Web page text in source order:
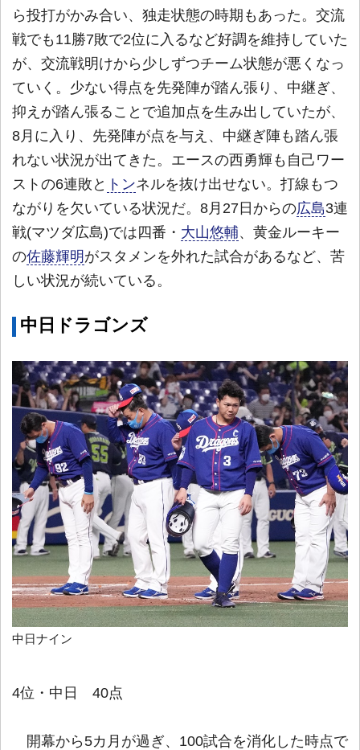
ら投打がかみ合い、独走状態の時期もあった。交流
戦でも11勝7敗で2位に入るなど好調を維持していた
が、交流戦明けから少しずつチーム状態が悪くなっ
ていく。少ない得点を先発陣が踏ん張り、中継ぎ、
抑えが踏ん張ることで追加点を生み出していたが、
8月に入り、先発陣が点を与え、中継ぎ陣も踏ん張
れない状況が出てきた。エースの西勇輝も自己ワー
ストの6連敗と トンネルを抜け出せない。打線もつ
ながりを欠いている状況だ。8月27日からの広島3連
戦(マツダ広島)では四番・ 大山悠輔、黄金ルーキー
の佐藤輝明 がスタメンを外れた試合があるなど、苦
しい状況が続いている。
中日ドラゴンズ
中日ナイン
4位・中日 40点
開幕から5カ月が過ぎ、100試合を消化した時点で